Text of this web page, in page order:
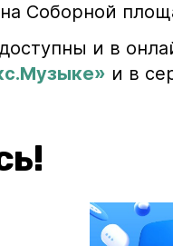
Соборной
и в
и в